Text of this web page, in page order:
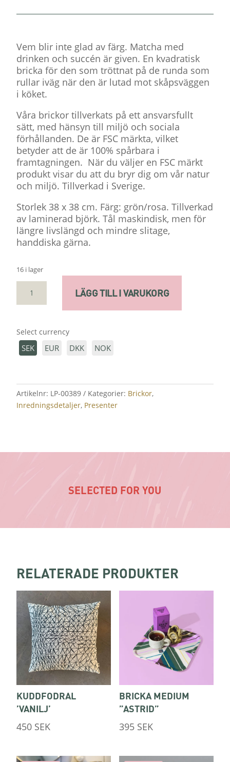
Vem blir inte glad av färg. Matcha med
drinken och succén är given. En kvadratisk
bricka för den som tröttnat på de runda som
rullar iväg när den är lutad mot skåpsväggen
i köket.
Våra brickor tillverkats på ett ansvarsfullt
sätt, med hänsyn till miljö och sociala
förhållanden. De är FSC märkta, vilket
betyder att de är 100% spårbara i
framtagningen. När du väljer en FSC märkt
produkt visar du att du bryr dig om vår natur
och miljö. Tillverkad i Sverige.
Storlek 38 x 38 cm. Färg: grön/rosa. Tillverkad
av laminerad björk. Tål maskindisk, men för
längre livslängd och mindre slitage,
handdiska gärna.
16 i lager
LARGE
MÄNGD
LÄGG TILL I VARUKORG
Select currency
SEK EUR DKK NOK
Artikelnr: LP-00389 Kategorier: Brickor,
Inredningsdetaljer, Presenter
SELECTED FOR YOU
RELATERADE PRODUKTER
KUDDFODRAL
’VANILJ’
450 SEK
BRICKA MEDIUM
”ASTRID”
395 SEK